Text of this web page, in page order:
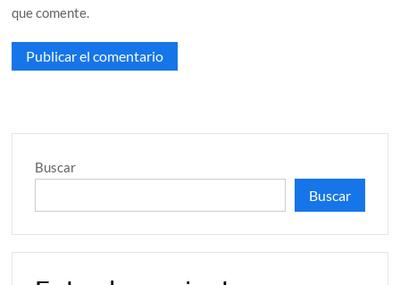
que comente.
Buscar
Buscar